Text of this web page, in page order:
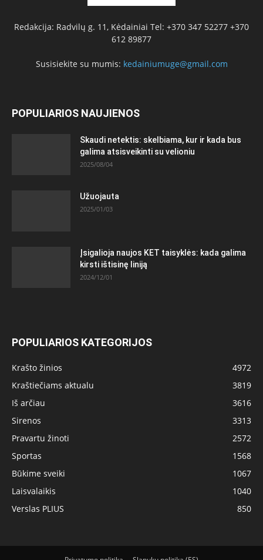
Redakcija: Radvilų g. 11, Kėdainiai Tel: +370 347 52277 +370
612 89877
Susisiekite su mumis: kedainiumuge@gmail.com
POPULIARIOS NAUJIENOS
Skaudi netektis: skelbiama, kur ir kada bus
galima atsisveikinti su velioniu
2025/08/04
Užuojauta
2025/01/03
Įsigalioja naujos KET taisyklės: kada galima
kirsti ištisinę liniją
2024/12/01
POPULIARIOS KATEGORIJOS
Krašto žinios
4972
Kraštiečiams aktualu
3819
Iš arčiau
3616
Sirenos
3313
Pravartu žinoti
2572
Sportas
1568
Būkime sveiki
1067
Laisvalaikis
1040
Verslas PLIUS
850